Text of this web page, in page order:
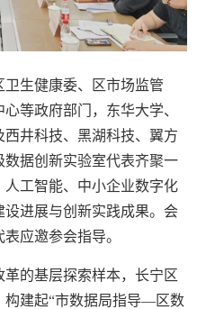
生健康委、区市场监管
等政府部门，东华大学、
西井科技、黑湖科技、翼方
据创新实验室代表齐聚一
工智能、中小企业数字化
进展与创新实践成果。会
应邀参会指导。
的基层探索样本，长宁区
构建起“市数据局指导—区数